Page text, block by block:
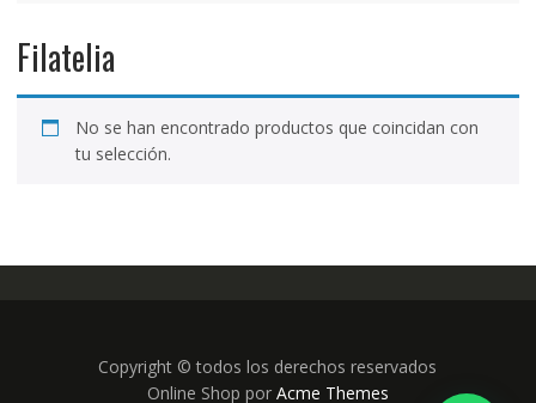
Filatelia
No se han encontrado productos que coincidan con
tu selección.
Copyright © todos los derechos reservados
Online Shop por Acme Themes